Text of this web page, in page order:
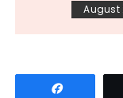
August